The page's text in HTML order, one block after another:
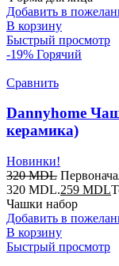
Добавить в
В корзину
Быстрый просмотр
-19% Горячий
Сравнить
Dannyhome
керамика)
Новинки!
320MDL
320 MDL.259 MDL
Чашки набор
Добавить в
В корзину
Быстрый просмотр